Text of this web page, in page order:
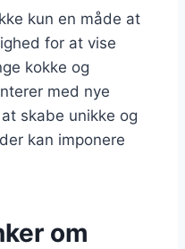
kun en måde at
for at vise
kokke og
med nye
skabe unikke og
kan imponere
om